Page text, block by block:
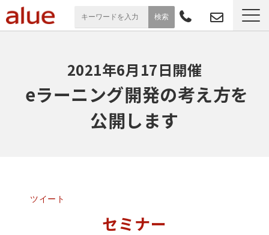
導入事例
お役立ち情報
2021年6月17日開催
公開します
ツイート
セミナー